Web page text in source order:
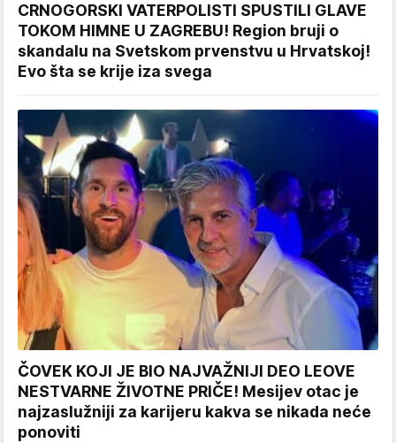
CRNOGORSKI VATERPOLISTI SPUSTILI GLAVE
TOKOM HIMNE U ZAGREBU! Region bruji o
skandalu na Svetskom prvenstvu u Hrvatskoj!
Evo šta se krije iza svega
ČOVEK KOJI JE BIO NAJVAŽNIJI DEO LEOVE
NESTVARNE ŽIVOTNE PRIČE! Mesijev otac je
najzaslužniji za karijeru kakva se nikada neće
ponoviti